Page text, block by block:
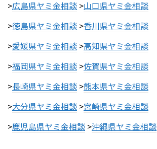
>広島県ヤミ金相談 >山口県ヤミ金相談
>徳島県ヤミ金相談 >香川県ヤミ金相談
>愛媛県ヤミ金相談 >高知県ヤミ金相談
>福岡県ヤミ金相談 >佐賀県ヤミ金相談
>長崎県ヤミ金相談 >熊本県ヤミ金相談
>大分県ヤミ金相談 >宮崎県ヤミ金相談
>鹿児島県ヤミ金相談 >沖縄県ヤミ金相談